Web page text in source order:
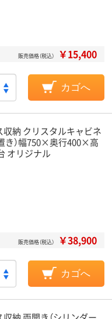
販売価格（税込） ￥15,400
カゴへ
納 クリスタルキャビネ
き）幅750×奥行400×高
オリジナル
販売価格（税込） ￥38,900
カゴへ